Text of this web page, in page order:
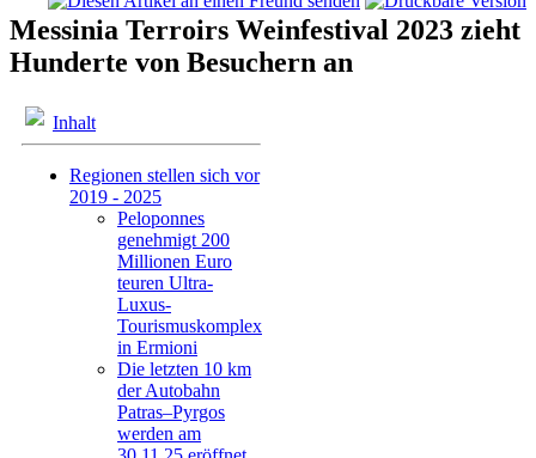
Messinia Terroirs Weinfestival 2023 zieht
Hunderte von Besuchern an
Inhalt
Regionen stellen sich vor
2019 - 2025
Peloponnes
genehmigt 200
Millionen Euro
teuren Ultra-
Luxus-
Tourismuskomplex
in Ermioni
Die letzten 10 km
der Autobahn
Patras–Pyrgos
werden am